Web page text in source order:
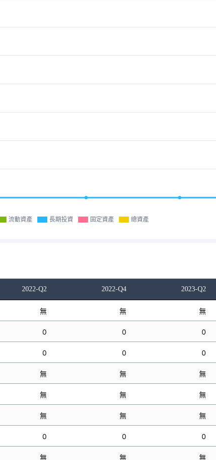
流動資產 長期投資 固定資產 總資產
2022-Q2 2022-Q4 2023-Q2
無 無 無
0 0 0
0 0 0
無 無 無
無 無 無
無 無 無
0 0 0
無 無 無